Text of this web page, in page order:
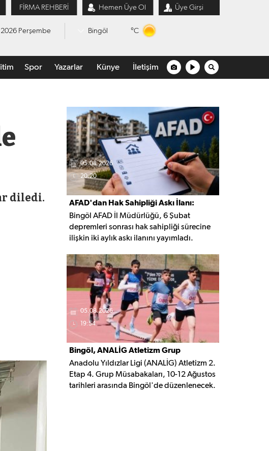
FİRMA REHBERİ Hemen Üye Ol Üye Girşi
Perşembe Bingöl °C
Spor Yazarlar Künye İletişim
diledi.
05.08.2026
20:20
AFAD'dan Hak Sahipliği Askı İlanı:
Başvurular Başladı
Bingöl AFAD İl Müdürlüğü, 6 Şubat
depremleri sonrası hak sahipliği sürecine
ilişkin iki aylık askı ilanını yayımladı.
Ekim 2026'ya kadar gerekli belgelerle
başvuruda bulunabilecek.
05.08.2026
19:54
Bingöl, ANALİG Atletizm Grup
Yarışmalarına Ev Sahipliği Yapacak
Anadolu Yıldızlar Ligi (ANALİG) Atletizm 2.
Etap 4. Grup Müsabakaları, 10-12 Ağustos
tarihleri arasında Bingöl'de düzenlenecek.